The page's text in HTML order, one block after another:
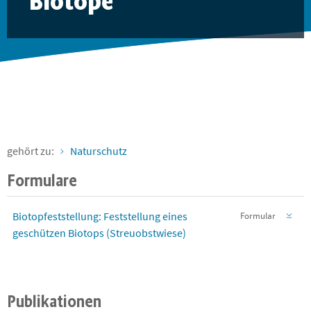
gehört zu: Naturschutz
Formulare
Biotopfeststellung: Feststellung eines
geschützen Biotops (Streuobstwiese)
Formular
Publikationen